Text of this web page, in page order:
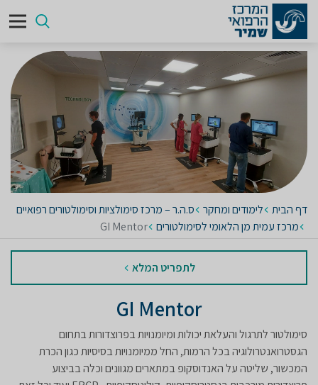
דף הבית לימודים ומחקר
ס.ה.ר – מרכז סימולציות וסימולטורים רפואיים
מרכז עמית מן הלאומי לסימולטורים GI Mentor
לתפריט המלא
GI Mentor
סימולטור לתרגול והעלאת יכולות ומיומנויות בפרוצדורות בתחום
הגסטרואנטרולוגיה בכל הרמות, החל ממיומנויות בסיסיות כגון הכרת
המכשור, שליטה על האנדוסקופ במתארים מגוונים וכלה בביצוע